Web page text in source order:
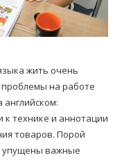
жить очень
на работе
технике и аннотации
товаров. Порой
упущены важные